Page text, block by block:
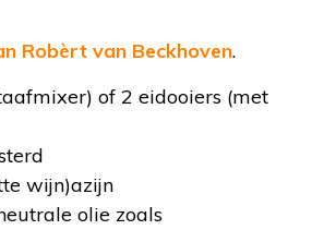
Robèrt van Beckhoven.
of 2 eidooiers (met
wijn)azijn
olie zoals